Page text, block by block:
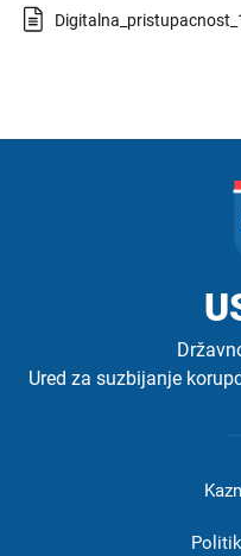
Ured za suzbijanje